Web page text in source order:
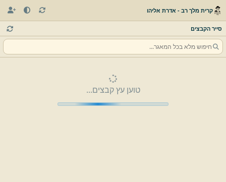
קרית מלך רב - אדרת אליהו
סייר הקבצים
טוען עץ קבצים...